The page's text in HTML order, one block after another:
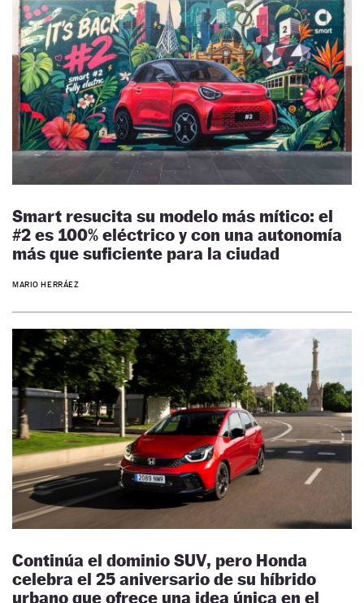
Smart resucita su modelo más mítico: el
#2 es 100% eléctrico y con una autonomía
más que suficiente para la ciudad
MARIO HERRÁEZ
Continúa el dominio SUV, pero Honda
celebra el 25 aniversario de su híbrido
urbano que ofrece una idea única en el